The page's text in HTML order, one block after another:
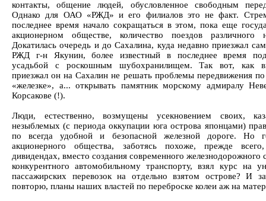
контакты, общение людей, обусловленное свободным
Однако для ОАО «РЖД» и его филиалов это не факт.
последнее время начало сокращаться в этом, пока еще
акционерном обществе, количество поездов различного
Докатилась очередь и до Сахалина, куда недавно приезжал
РЖД г-н Якунин, более известный в последнее время
усадьбой с роскошным шубохранилищем. Так вот, как
приезжал он на Сахалин не решать проблемы передвижения
«железке», а... открывать памятник морскому адмиралу
Корсакове (!).
Люди, естественно, возмущены усекновением своих,
незыблемых (с периода оккупации юга острова японцами)
по всегда удобной и безопасной железной дороге. Но
акционерного общества, заботясь похоже, прежде
дивидендах, вместо создания современного железнодорожного
конкурентного автомобильному транспорту, взял курс на
пассажирских перевозок на отдельно взятом острове? И
повторю, планы наших властей по переброске колеи аж на